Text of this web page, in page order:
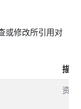
或修改所引用对
描述
资源